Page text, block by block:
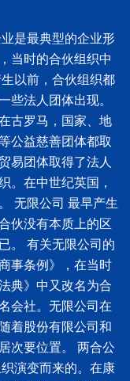
是最典型的企业形
当时的合伙组织中
以前，合伙组织都
些法人团体出现。
古罗马，国家、地
公益慈善团体都取
易团体取得了法人
。在中世纪英国，
无限公司 最早产生
伙没有本质上的区
。 有关无限公司的
事条例》，在当时
典》中又改名为合
会社。无限公司在
着股份有限公司和
次要位置。 两合公
演变而来的。在康